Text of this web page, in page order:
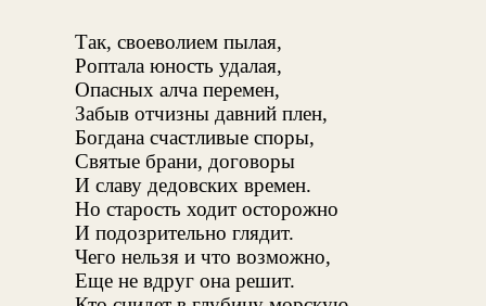
Так, своеволием пылая,
Роптала юность удалая,
Опасных алча перемен,
Забыв отчизны давний плен,
Богдана счастливые споры,
Святые брани, договоры
И славу дедовских времен.
Но старость ходит осторожно
И подозрительно глядит.
Чего нельзя и что возможно,
Еще не вдруг она решит.